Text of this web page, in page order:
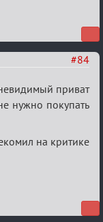
#84
приват
нужно покупать
на критике